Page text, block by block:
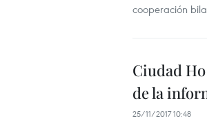
cooperación
Ciudad
de la
25/11/2017 10:48